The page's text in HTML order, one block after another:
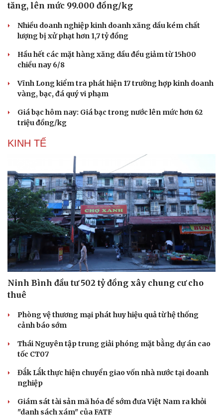
tăng, lên mức 99.000 đồng/kg
Nhiều doanh nghiệp kinh doanh xăng dầu kém chất
lượng bị xử phạt hơn 1,7 tỷ đồng
Hầu hết các mặt hàng xăng dầu đều giảm từ 15h00
chiều nay 6/8
Vĩnh Long kiểm tra phát hiện 17 trường hợp kinh doanh
vàng, bạc, đá quý vi phạm
Giá bạc hôm nay: Giá bạc trong nước lên mức hơn 62
triệu đồng/kg
KINH TẾ
Ninh Bình đầu tư 502 tỷ đồng xây chung cư cho
thuê
Phòng vệ thương mại phát huy hiệu quả từ hệ thống
cảnh báo sớm
Thái Nguyên tập trung giải phóng mặt bằng dự án cao
tốc CT07
Đắk Lắk thực hiện chuyển giao vốn nhà nước tại doanh
nghiệp
Giám sát tài sản mã hóa để sớm đưa Việt Nam ra khỏi
"danh sách xám" của FATF